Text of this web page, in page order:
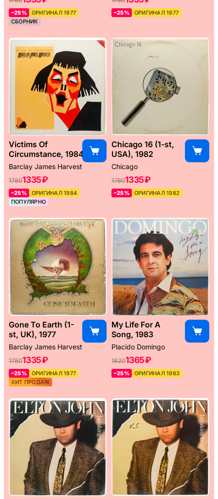
–25%
ОРИГИНАЛ 1977
СБОРНИК
–25% ОРИГИНАЛ 1977
Victims Of
Circumstance, 1984
Barclay James Harvest
17801335 ₽
–25%
ОРИГИНАЛ 1984
ПОПУЛЯРНО
Chicago 16 (1-st,
USA), 1982
Chicago
17801335 ₽
–25% ОРИГИНАЛ 1982
Gone To Earth (1-
st, UK), 1977
Barclay James Harvest
17801335 ₽
–25%
ОРИГИНАЛ 1977
ХИТ ПРОДАЖ
My Life For A
Song, 1983
Placido Domingo
18201365 ₽
–25% ОРИГИНАЛ 1983